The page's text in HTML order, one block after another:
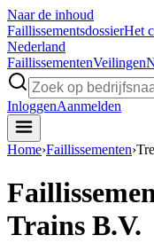
Naar de inhoud
FaillissementsdossierHet
Nederland
FaillissementenVeilingen
InloggenAanmelden
Home›Faillissementen›
Trains B.V.